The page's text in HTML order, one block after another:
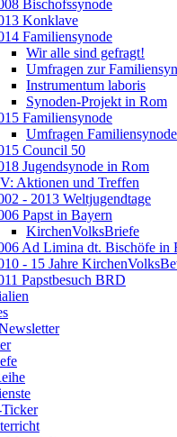
Bischofssynode
Konklave
Familiensynode
Wir alle sind gefragt!
Umfragen zur
Instrumentum laboris
Synoden-Projekt in Rom
Familiensynode
Umfragen
Council 50
Jugendsynode in Rom
Aktionen und Treffen
- 2013 Weltjugendtage
Papst in Bayern
KirchenVolksBriefe
Ad Limina dt. Bischöfe in
- 15 Jahre
Papstbesuch BRD